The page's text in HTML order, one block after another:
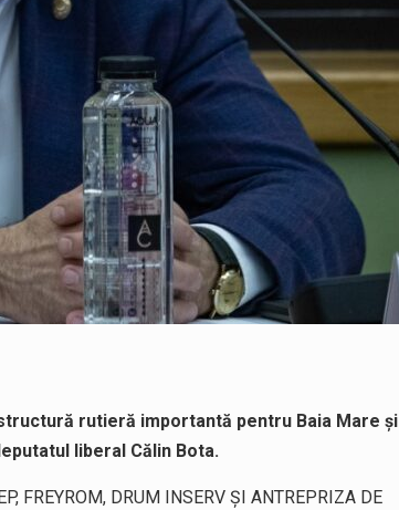
rutieră importantă pentru Baia Mare
liberal Călin Bota.
FREYROM, DRUM INSERV ȘI ANTREPRIZA DE